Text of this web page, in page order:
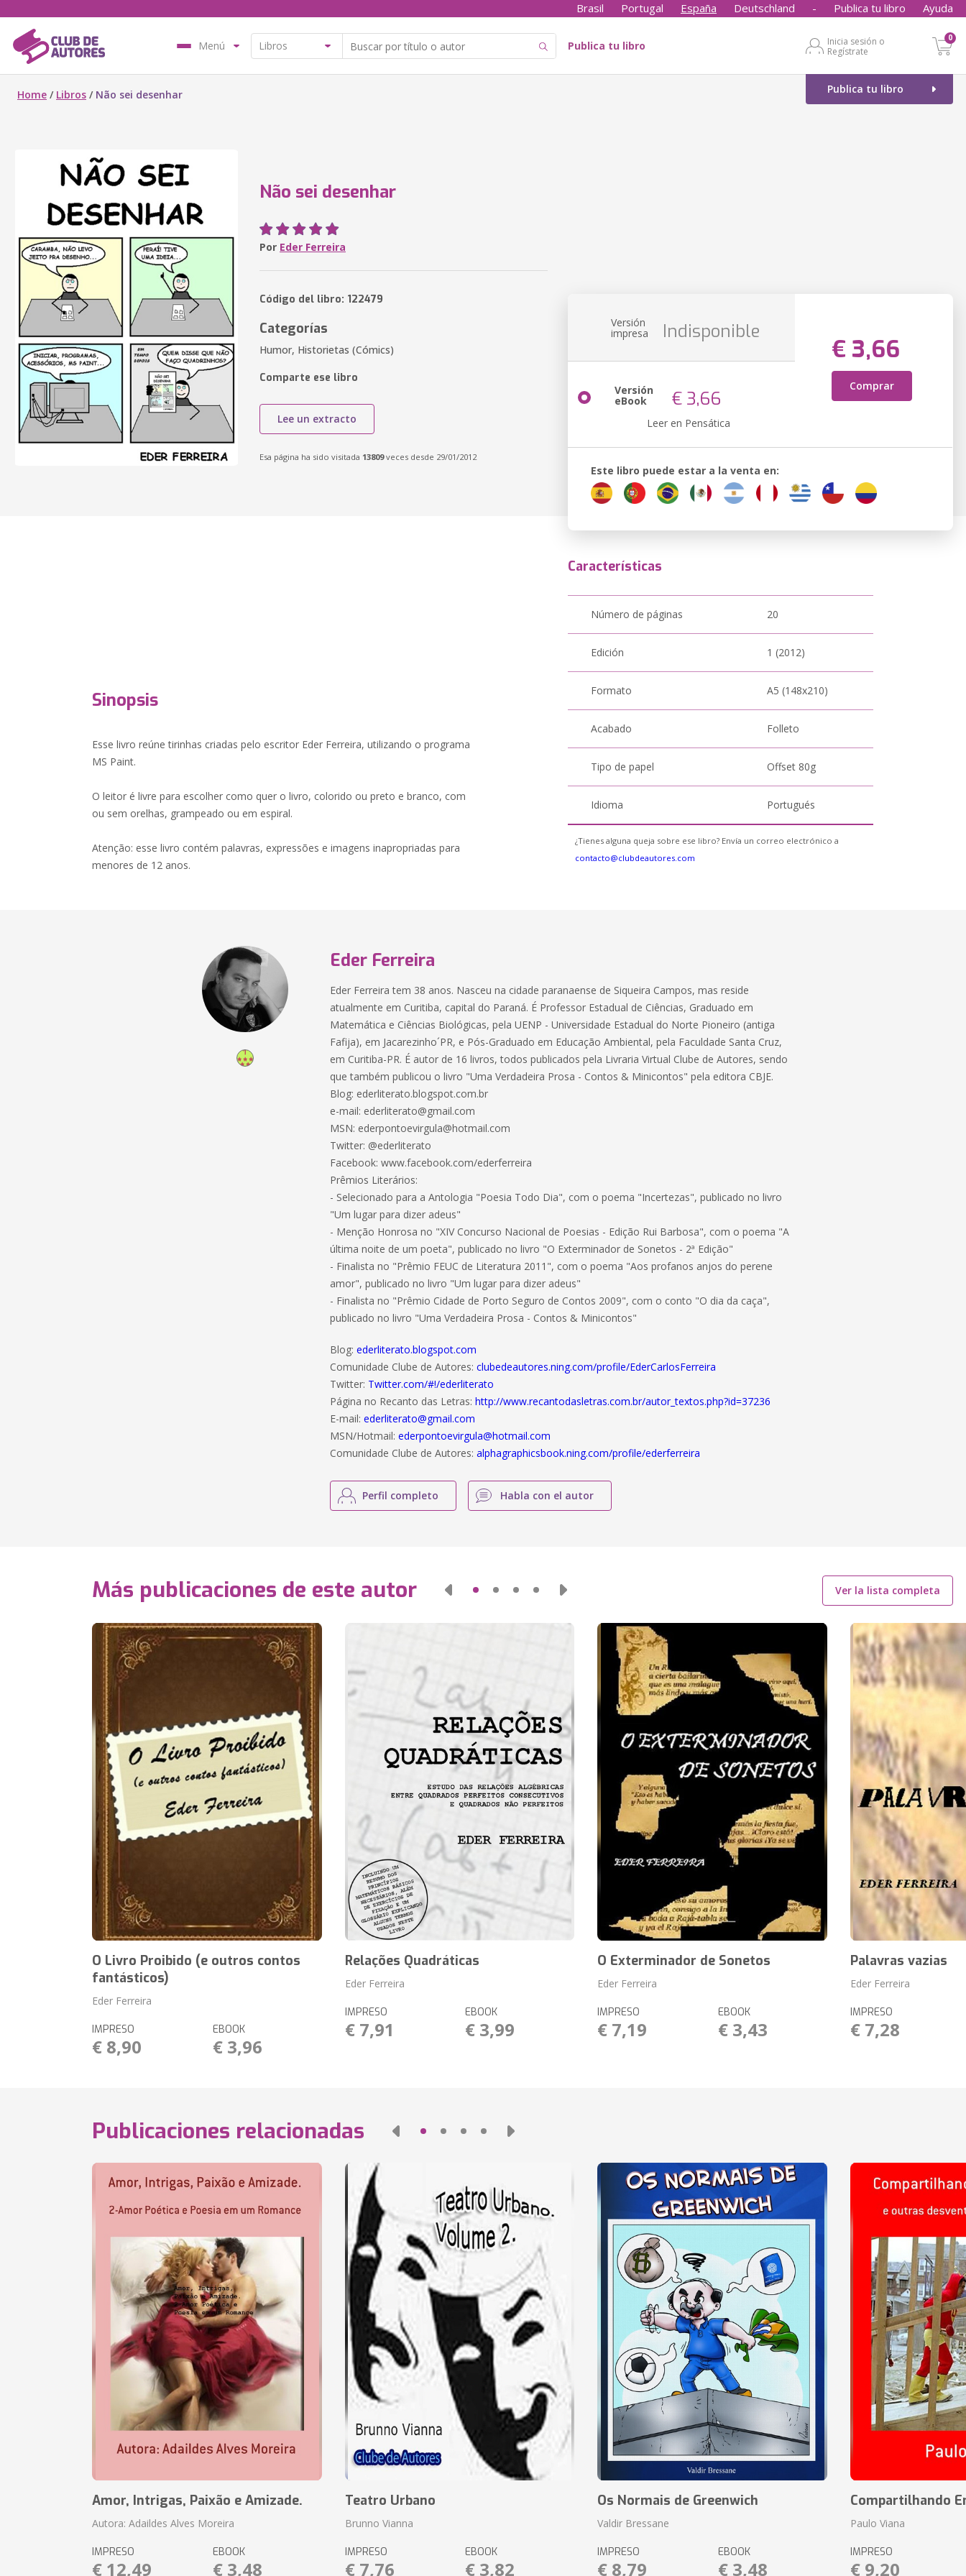
Brasil Portugal España Deutschland - Publica tu libro Ayuda
Menú Publica tu libro
Inicia sesión o
Regístrate
0
Publica tu libro
Home / Libros / Não sei desenhar
Não sei desenhar
Por Eder Ferreira
Código del libro: 122479
Categorías
Humor, Historietas (Cómics)
Comparte ese libro
Lee un extracto
Esa página ha sido visitada 13809veces desde 29/01/2012
Versión
impresa Indisponible
€ 3,66
Comprar
Versión
eBook € 3,66
Leer en Pensática
Este libro puede estar a la venta en:
Sinopsis
Esse livro reúne tirinhas criadas pelo escritor Eder Ferreira, utilizando o programa
MS Paint.
O leitor é livre para escolher como quer o livro, colorido ou preto e branco, com
ou sem orelhas, grampeado ou em espiral.
Atenção: esse livro contém palavras, expressões e imagens inapropriadas para
menores de 12 anos.
Características
Número de páginas 20
Edición 1 (2012)
Formato A5 (148x210)
Acabado Folleto
Tipo de papel Offset 80g
Idioma Portugués
¿Tienes alguna queja sobre ese libro? Envía un correo electrónico a
contacto@clubdeautores.com
Eder Ferreira
Eder Ferreira tem 38 anos. Nasceu na cidade paranaense de Siqueira Campos, mas reside
atualmente em Curitiba, capital do Paraná. É Professor Estadual de Ciências, Graduado em
Matemática e Ciências Biológicas, pela UENP - Universidade Estadual do Norte Pioneiro (antiga
Fafija), em Jacarezinho´PR, e Pós-Graduado em Educação Ambiental, pela Faculdade Santa Cruz,
em Curitiba-PR. É autor de 16 livros, todos publicados pela Livraria Virtual Clube de Autores, sendo
que também publicou o livro "Uma Verdadeira Prosa - Contos & Minicontos" pela editora CBJE.
Blog: ederliterato.blogspot.com.br
e-mail: ederliterato@gmail.com
MSN: ederpontoevirgula@hotmail.com
Twitter: @ederliterato
Facebook: www.facebook.com/ederferreira
Prêmios Literários:
- Selecionado para a Antologia "Poesia Todo Dia", com o poema "Incertezas", publicado no livro
"Um lugar para dizer adeus"
- Menção Honrosa no "XIV Concurso Nacional de Poesias - Edição Rui Barbosa", com o poema "A
última noite de um poeta", publicado no livro "O Exterminador de Sonetos - 2ª Edição"
- Finalista no "Prêmio FEUC de Literatura 2011", com o poema "Aos profanos anjos do perene
amor", publicado no livro "Um lugar para dizer adeus"
- Finalista no "Prêmio Cidade de Porto Seguro de Contos 2009", com o conto "O dia da caça",
publicado no livro "Uma Verdadeira Prosa - Contos & Minicontos"
Blog:ederliterato.blogspot.com
Comunidade Clube de Autores:clubedeautores.ning.com/profile/EderCarlosFerreira
Twitter: Twitter.com/#!/ederliterato
Página no Recanto das Letras:http://www.recantodasletras.com.br/autor_textos.php?id=37236
E-mail:ederliterato@gmail.com
MSN/Hotmail:ederpontoevirgula@hotmail.com
Comunidade Clube de Autores:alphagraphicsbook.ning.com/profile/ederferreira
Perfil completo Habla con el autor
Más publicaciones de este autor Ver la lista completa
O Livro Proibido (e outros contos
fantásticos)
Eder Ferreira
IMPRESO
€ 8,90
EBOOK
€ 3,96
Relações Quadráticas
Eder Ferreira
IMPRESO
€ 7,91
EBOOK
€ 3,99
O Exterminador de Sonetos
Eder Ferreira
IMPRESO
€ 7,19
EBOOK
€ 3,43
Palavras vazias
Eder Ferreira
IMPRESO
€ 7,28
Publicaciones relacionadas
Amor, Intrigas, Paixão e Amizade.
Autora: Adaildes Alves Moreira
IMPRESO
€ 12,49
EBOOK
€ 3,48
Teatro Urbano
Brunno Vianna
IMPRESO
€ 7,76
EBOOK
€ 3,82
Os Normais de Greenwich
Valdir Bressane
IMPRESO
€ 8,79
EBOOK
€ 3,48
Compartilhando
Paulo Viana
IMPRESO
€ 9,20